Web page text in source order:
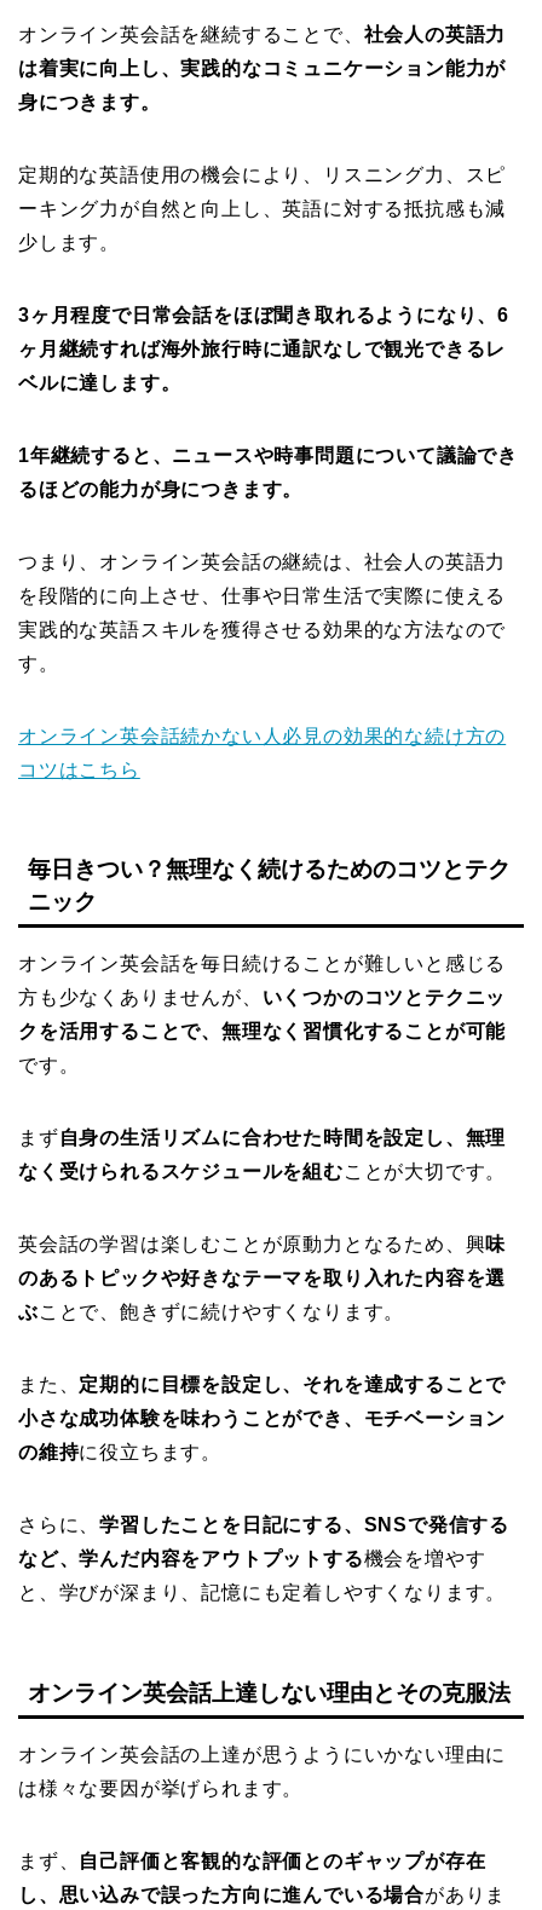
オンライン英会話を継続することで、 社会人の英語力
は着実に向上し、実践的なコミュニケーション能力が
身につきます。
定期的な英語使用の機会により、リスニング力、スピ
ーキング力が自然と向上し、英語に対する抵抗感も減
少します。
3ヶ月程度で日常会話をほぼ聞き取れるようになり、6
ヶ月継続すれば海外旅行時に通訳なしで観光できるレ
ベルに達します。
1年継続すると、ニュースや時事問題について議論でき
るほどの能力が身につきます。
つまり、オンライン英会話の継続は、社会人の英語力
を段階的に向上させ、仕事や日常生活で実際に使える
実践的な英語スキルを獲得させる効果的な方法なので
す。
オンライン英会話続かない人必見の効果的な続け方の
コツはこちら
毎日きつい？無理なく続けるためのコツとテク
ニック
オンライン英会話を毎日続けることが難しいと感じる
方も少なくありませんが、 いくつかのコツとテクニッ
クを活用することで、無理なく習慣化することが可能
です。
まず自身の生活リズムに合わせた時間を設定し、無理
なく受けられるスケジュールを組むことが大切です。
英会話の学習は楽しむことが原動力となるため、興味
のあるトピックや好きなテーマを取り入れた内容を選
ぶことで、飽きずに続けやすくなります。
また、 定期的に目標を設定し、それを達成することで
小さな成功体験を味わうことができ、モチベーション
の維持に役立ちます。
さらに、学習したことを日記にする、SNSで発信する
など、学んだ内容をアウトプットする機会を増やす
と、学びが深まり、記憶にも定着しやすくなります。
オンライン英会話上達しない理由とその克服法
オンライン英会話の上達が思うようにいかない理由に
は様々な要因が挙げられます。
まず、 自己評価と客観的な評価とのギャップが存在
し、思い込みで誤った方向に進んでいる場合がありま